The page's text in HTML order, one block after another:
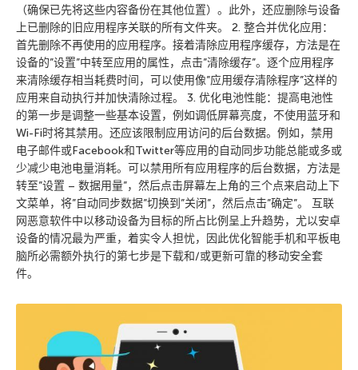
（确保已先将这些内容备份在其他位置）。此外，还应删除与设备
上已删除的旧应用程序关联的所有文件夹。 2. 整合并优化应用：
首先删除不再使用的应用程序。接着清除应用程序缓存，方法是在
设备的”设置”中转至应用的属性，点击”清除缓存”。逐个应用程序
来清除缓存相当耗费时间，可以使用像”应用缓存清除程序”这样的
应用来自动执行并加快清除过程。 3. 优化电池性能：提高电池性
的第一步是调整一些基本设置，例如调低屏幕亮度，不使用蓝牙和
Wi-Fi时将其禁用。还应该限制应用访问的后台数据。例如，禁用
电子邮件或Facebook和Twitter等应用的自动同步功能总能或多或
少减少电池电量消耗。可以禁用所有应用程序的后台数据，方法是
转至”设置 – 数据用量”，然后点击屏幕左上角的三个点来启动上下
文菜单，将”自动同步数据”切换到”关闭”，然后点击”确定”。 互联
网恶意软件中以移动设备为目标的所占比例呈上升趋势，尤以安卓
设备的情况最为严重，着实令人担忧，因此优化智能手机和平板电
脑所必需额外执行的第七步是下载和/或更新可靠的移动安全套
件。